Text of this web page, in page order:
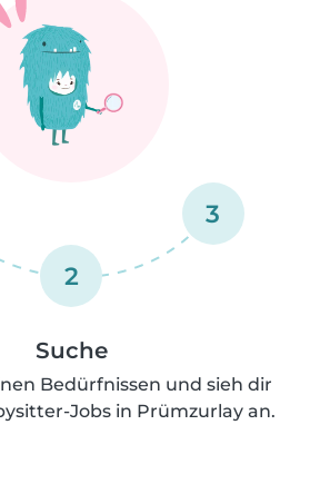
2
3
Suche
Bedürfnissen und sieh dir
Jobs in Prümzurlay an.